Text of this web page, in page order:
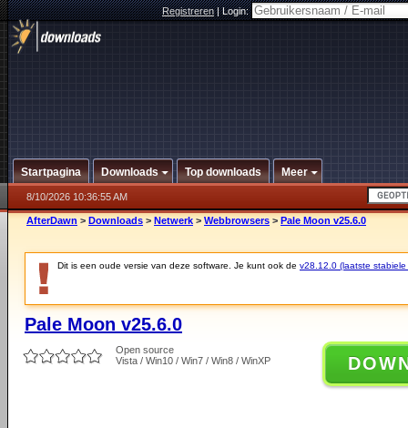
Registreren|Login:
Startpagina Downloads Top downloads Meer
8/10/2026 10:36:55 AM
AfterDawn > Downloads > Netwerk > Webbrowsers > Pale Moon v25.6.0
Dit is een oude versie van deze software. Je kunt ook de v28.12.0 (laatste stabiele
Pale Moon v25.6.0
Open source
Vista / Win10 / Win7 / Win8 / WinXP